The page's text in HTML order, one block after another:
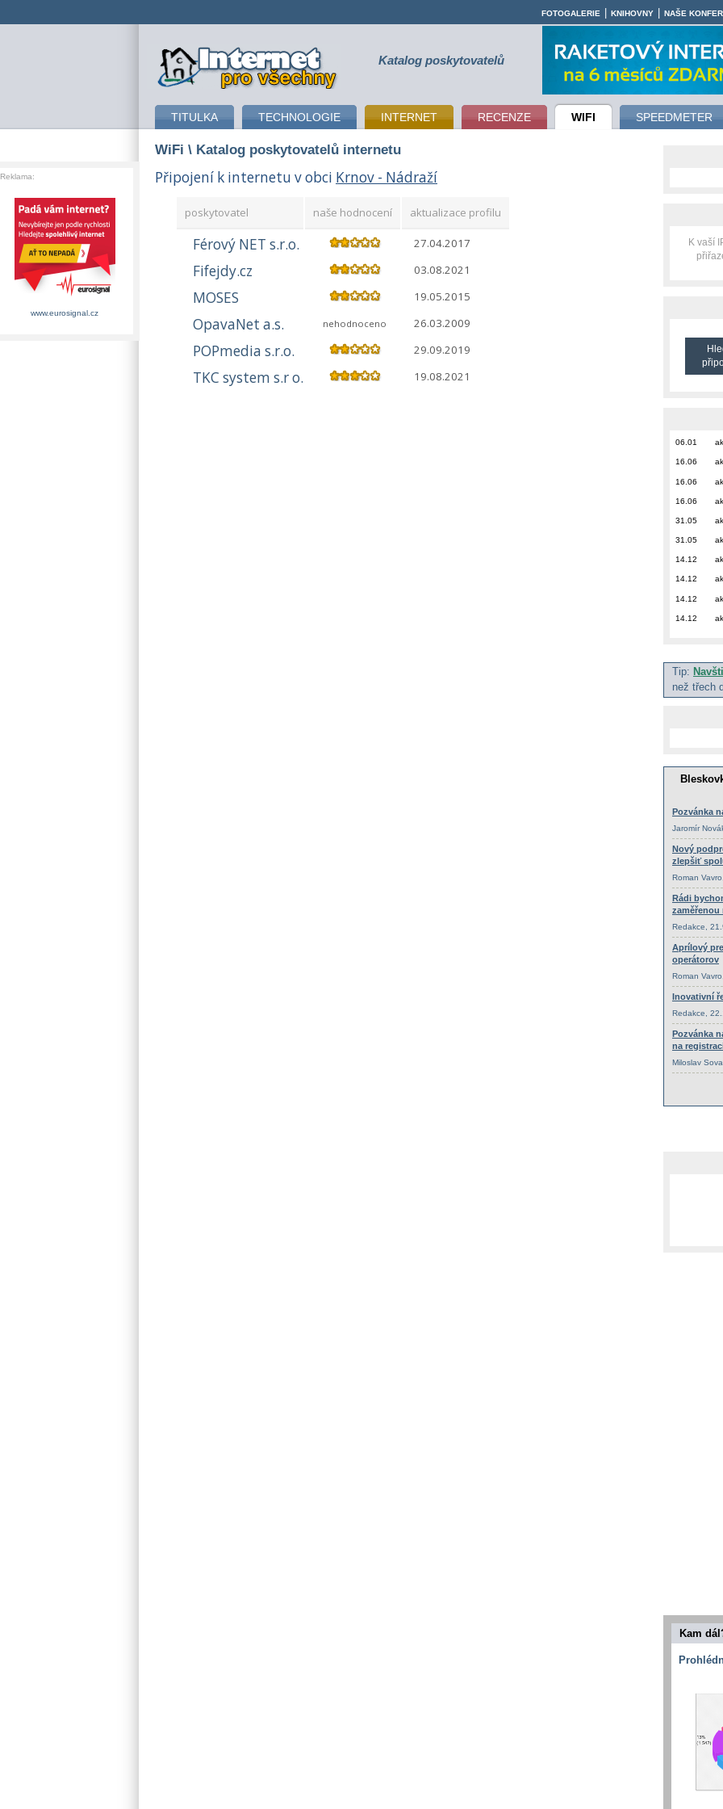
připojení k internetu Katalog poskytovatelů
TITULKA TECHNOLOGIE INTERNET RECENZE WIFI SPEEDMETER
FOTOGALERIE KNIHOVNY NAŠE
WiFi \ Katalog poskytovatelů internetu
Připojení k internetu v obci Krnov - Nádraží
poskytovatel naše hodnocení aktualizace profilu
Férový NET s.r.o. 27.04.2017
Fifejdy.cz 03.08.2021
MOSES 19.05.2015
OpavaNet a.s. nehodnoceno 26.03.2009
POPmedia s.r.o. 29.09.2019
TKC system s.r o. 19.08.2021
K vaší
06.01
16.06
16.06
16.06
31.05
31.05
14.12
14.12
14.12
14.12
Tip:
než třech
Kam
Reklama:
www.eurosignal.cz